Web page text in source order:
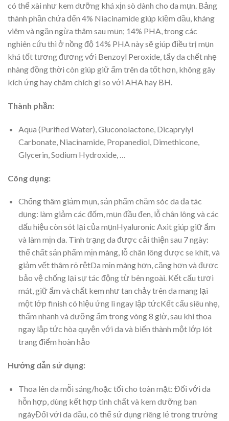
có thể xài như kem dưỡng khá xịn sò dành cho da mụn. Bảng
thành phần chứa đến 4% Niacinamide giúp kiềm dầu, kháng
viêm và ngăn ngừa thâm sau mụn; 14% PHA, trong các
nghiên cứu thì ở nồng độ 14% PHA này sẽ giúp điều trị mụn
khá tốt tương đương với Benzoyl Peroxide, tẩy da chết nhẹ
nhàng đồng thời còn giúp giữ ẩm trên da tốt hơn, không gây
kích ứng hay châm chích gì so với AHA hay BH.
Thành phần:
Aqua (Purified Water), Gluconolactone, Dicaprylyl
Carbonate, Niacinamide, Propanediol, Dimethicone,
Glycerin, Sodium Hydroxide, …
Công dụng:
Chống thâm giảm mụn, sản phẩm chăm sóc da đa tác
dụng: làm giảm các đốm, mụn đầu đen, lỗ chân lông và các
dấu hiệu còn sót lại của mụnHyaluronic Axit giúp giữ ẩm
và làm mịn da. Tình trạng da được cải thiện sau 7 ngày:
thể chất sản phẩm mịn màng, lỗ chân lông được se khít, và
giảm vết thâm rõ rệtDa mịn màng hơn, căng hơn và được
bảo vệ chống lại sự tác động từ bên ngoài. Kết cấu tươi
mát, giữ ẩm và chất kem như tan chảy trên da mang lại
một lớp finish có hiệu ứng lì ngay lập tứcKết cấu siêu nhẹ,
thấm nhanh và dưỡng ẩm trong vòng 8 giờ, sau khi thoa
ngay lập tức hòa quyện với da và biến thành một lớp lót
trang điểm hoàn hảo
Hướng dẫn sử dụng:
Thoa lên da mỗi sáng/hoặc tối cho toàn mặt: Đối với da
hỗn hợp, dùng kết hợp tinh chất và kem dưỡng ban
ngàyĐối với da dầu, có thể sử dụng riêng lẻ trong trường